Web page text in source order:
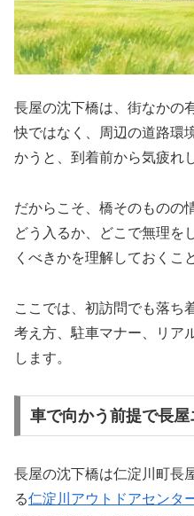
長屋の沈下橋は、街なかの
快ではなく、周辺の道路環
かうと、到着前から気疲れ
だからこそ、橋そのものの
どう入るか、どこで無理を
くべきかを理解しておくこ
ここでは、初訪問でも落ち
考え方、駐車マナー、リア
します。
車で向かう前提で長
長屋の沈下橋は仁淀川町長
る仁淀川アウトドアセンタ